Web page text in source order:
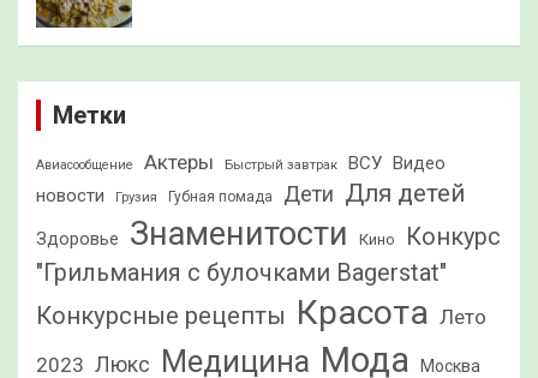
Метки
Авиасообщение Актеры Быстрый завтрак ВСУ Видео
новости
Грузия Губная помада Дети Для детей
Здоровье Знаменитости Кино
Конкурс
"Грильмания с булочками Bagerstat"
Конкурсные рецепты Красота Лето
2023 Люкс Медицина Мода Москва